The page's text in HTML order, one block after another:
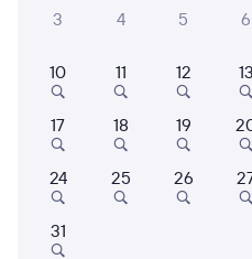
Найти
3 4 5 6
10 11 12 13
17 18 19
24 25 26
31